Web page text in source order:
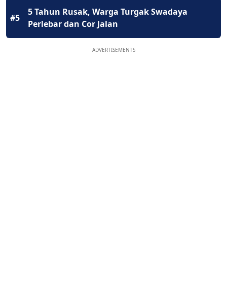
#5
5 Tahun Rusak, Warga Turgak Swadaya
Perlebar dan Cor Jalan
ADVERTISEMENTS